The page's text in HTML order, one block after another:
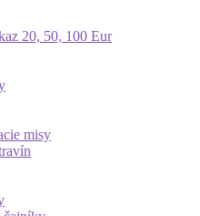
20, 50, 100 Eur
misy